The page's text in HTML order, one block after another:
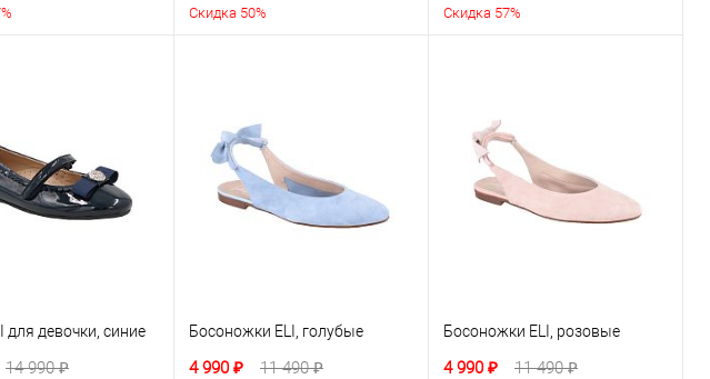
Скидка 50% Скидка 57%
для девочки, синие
14 990 ₽
Босоножки ELI, голубые
4 990 ₽ 11 490 ₽
Босоножки ELI, розовые
4 990 ₽ 11 490 ₽